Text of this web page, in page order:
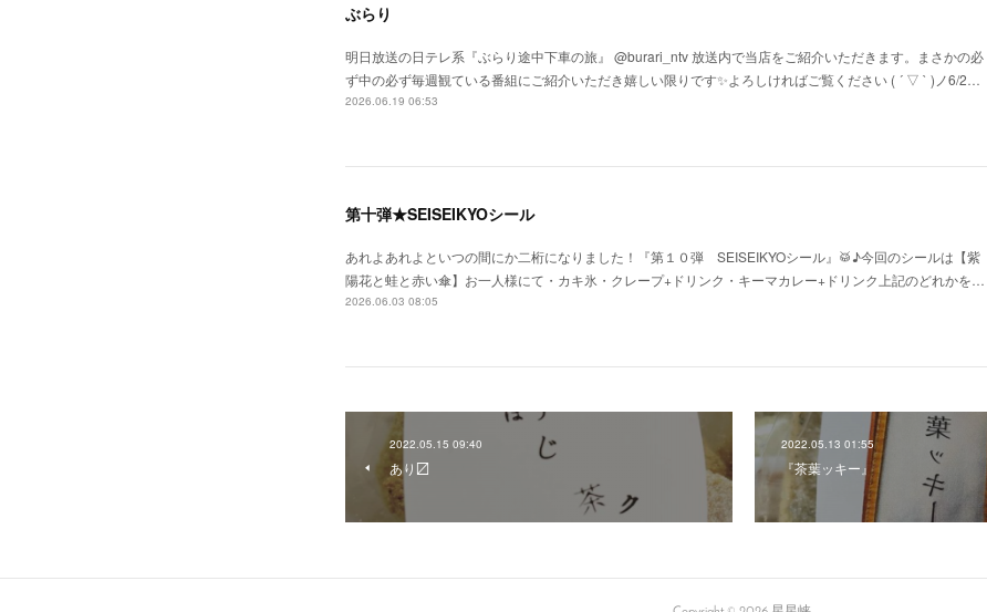
ぶらり
明日放送の日テレ系『ぶらり途中下車の旅』 @burari_ntv 放送内で当店をご紹介いただきます。まさかの必
ず中の必ず毎週観ている番組にご紹介いただき嬉しい限りです✨よろしければご覧ください ( ´ ▽ ` )ノ6/2…
2026.06.19 06:53
第十弾★SEISEIKYOシール
あれよあれよといつの間にか二桁になりました！『第１０弾 SEISEIKYOシール』🥁♪今回のシールは【紫
陽花と蛙と赤い傘】お一人様にて・カキ氷・クレープ+ドリンク・キーマカレー+ドリンク上記のどれかを…
2026.06.03 08:05
2022.05.15 09:40
あり〼
2022.05.13 01:55
『茶葉ッキー』